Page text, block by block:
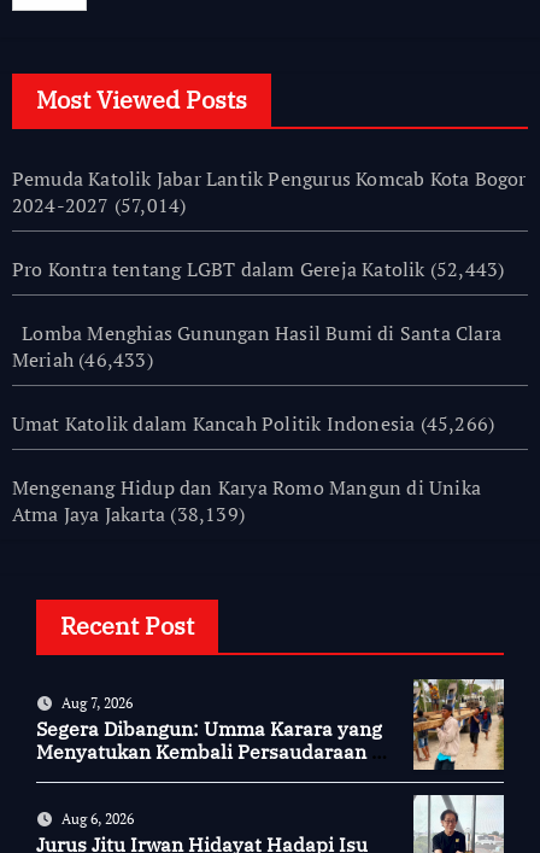
Most Viewed Posts
Pemuda Katolik Jabar Lantik Pengurus Komcab Kota Bogor
2024-2027 (57,014)
Pro Kontra tentang LGBT dalam Gereja Katolik (52,443)
Lomba Menghias Gunungan Hasil Bumi di Santa Clara
Meriah (46,433)
Umat Katolik dalam Kancah Politik Indonesia (45,266)
Mengenang Hidup dan Karya Romo Mangun di Unika
Atma Jaya Jakarta (38,139)
Recent Post
Aug 7, 2026
Segera Dibangun: Umma Karara yang
Menyatukan Kembali Persaudaraan di
Aug 6, 2026
Jurus Jitu Irwan Hidayat Hadapi Isu